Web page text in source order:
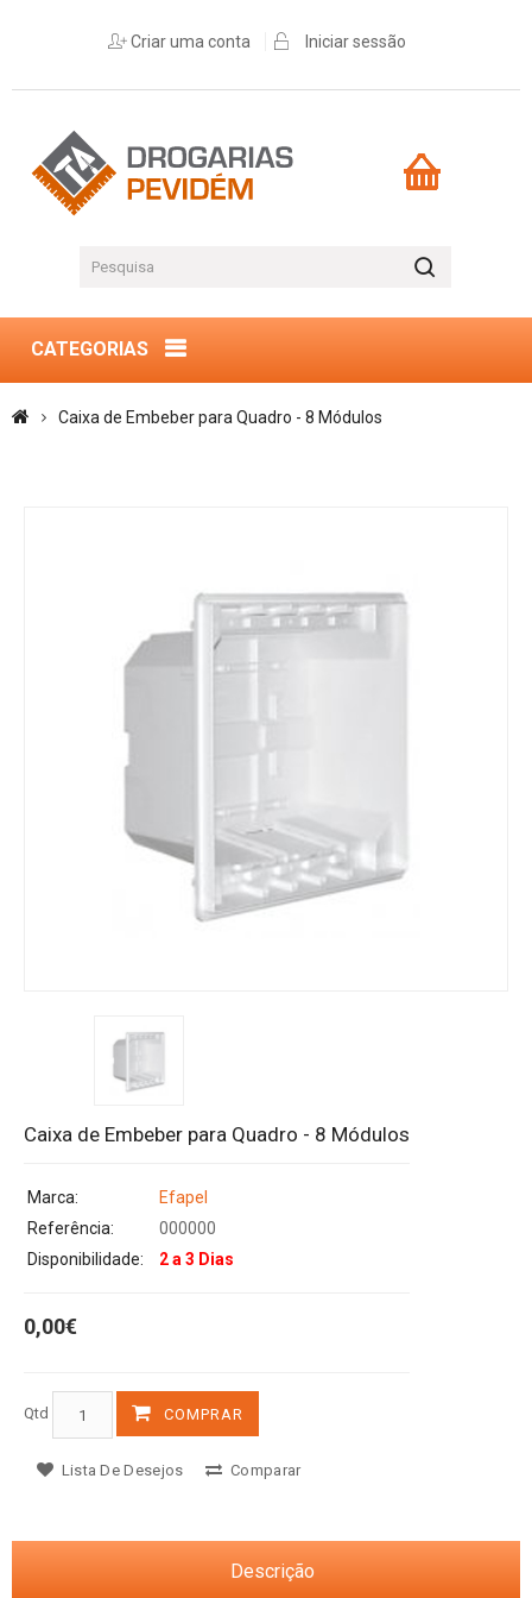
Criar uma conta Iniciar sessão
CATEGORIAS
Caixa de Embeber para Quadro - 8 Módulos
Caixa de Embeber para Quadro - 8 Módulos
Marca:
Efapel
Referência:
000000
Disponibilidade:
2 a 3 Dias
0,00€
Qtd COMPRAR
Lista De Desejos Comparar
Descrição